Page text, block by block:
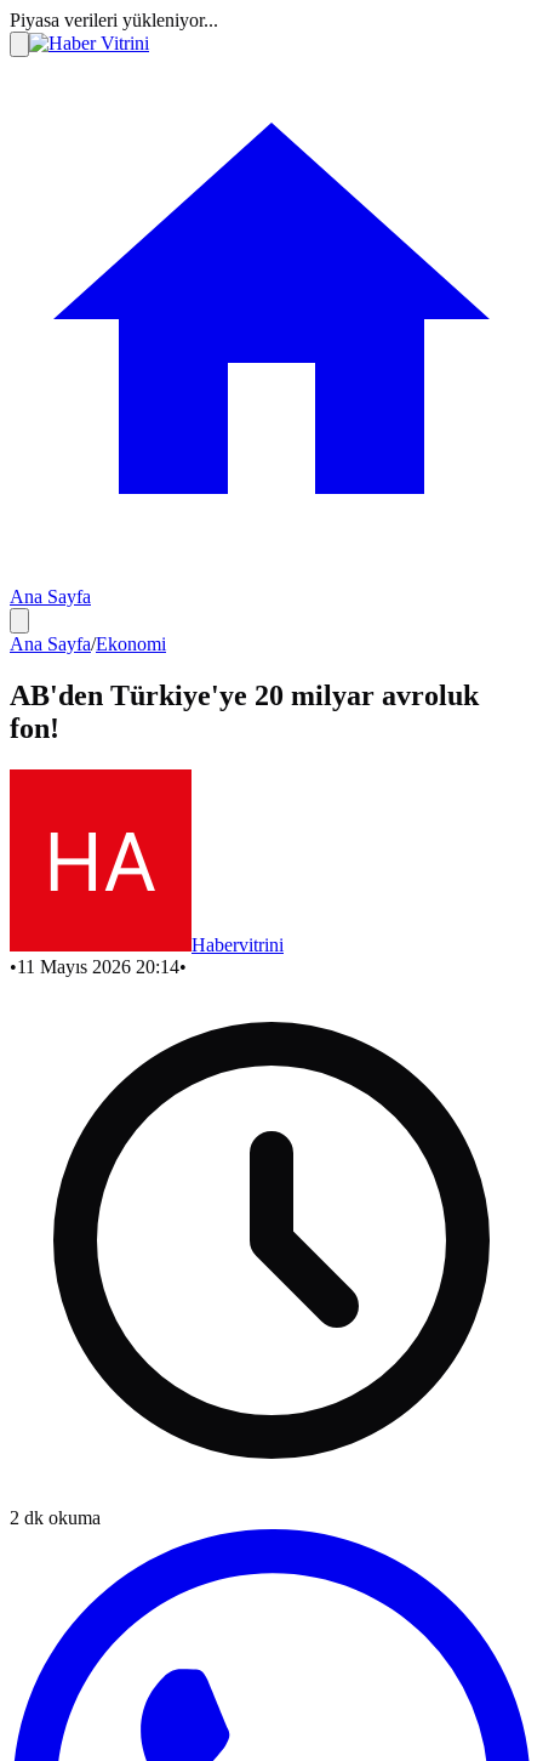
Piyasa verileri yükleniyor...
Ana Sayfa
Ana Sayfa/Ekonomi
AB'den Türkiye'ye 20 milyar avroluk
fon!
Habervitrini
•11 Mayıs 2026 20:14•
2 dk okuma